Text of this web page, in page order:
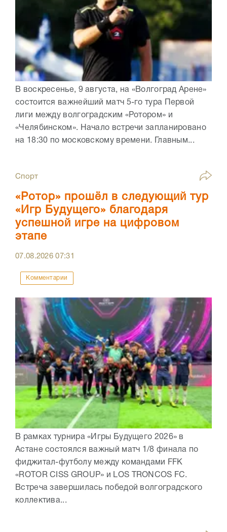
В воскресенье, 9 августа, на «Волгоград Арене»
состоится важнейший матч 5-го тура Первой
лиги между волгоградским «Ротором» и
«Челябинском». Начало встречи запланировано
на 18:30 по московскому времени. Главным...
Спорт
«Ротор» прошёл в следующий тур
«Игр Будущего» благодаря
успешной игре на цифровом
этапе
07.08.202607:31
Комментарии
В рамках турнира «Игры Будущего 2026» в
Астане состоялся важный матч 1/8 финала по
фиджитал-футболу между командами FFK
«ROTOR CISS GROUP» и LOS TRONCOS FC.
Встреча завершилась победой волгоградского
коллектива...